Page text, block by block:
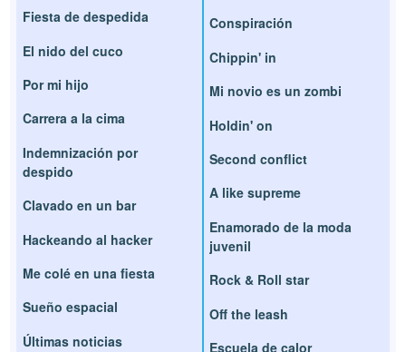
Fiesta de despedida
El nido del cuco
Por mi hijo
Carrera a la cima
Indemnización por
despido
Clavado en un bar
Hackeando al hacker
Me colé en una fiesta
Sueño espacial
Últimas noticias
Conspiración
Chippin' in
Mi novio es un zombi
Holdin' on
Second conflict
A like supreme
Enamorado de la moda
juvenil
Rock & Roll star
Off the leash
Escuela de calor